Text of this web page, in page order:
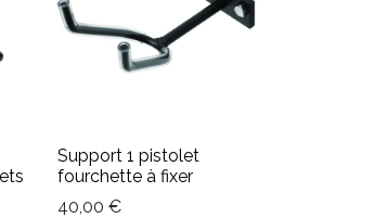
Support 1 pistolet
fourchette à fixer
40,00 €